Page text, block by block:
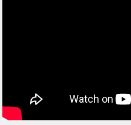
(0 Reviews)